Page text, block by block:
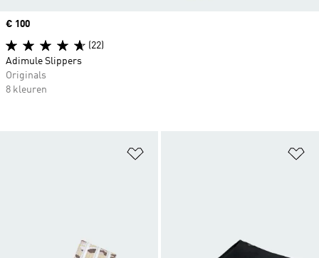
Price
€ 100
(22)
Adimule Slippers
Originals
8 kleuren